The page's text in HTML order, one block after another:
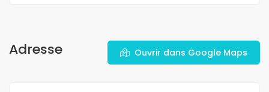
Adresse Ouvrir dans Google Maps